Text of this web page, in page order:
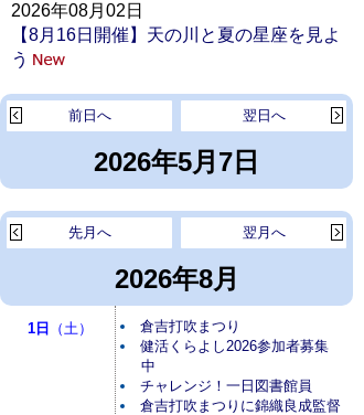
2026年08月02日
【8月16日開催】天の川と夏の星座を見よ
う
2026年5月7日
翌日へ
前日へ
2026年8月
翌月へ
先月へ
1日 （土）
倉吉打吹まつり
健活くらよし2026参加者募集
中
チャレンジ！一日図書館員
倉吉打吹まつりに錦織良成監督